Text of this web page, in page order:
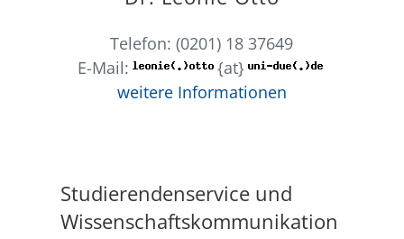
Telefon: (0201) 18 37649
E-Mail:
{at}
weitere Informationen
Studierendenservice und
Wissenschaftskommunikation